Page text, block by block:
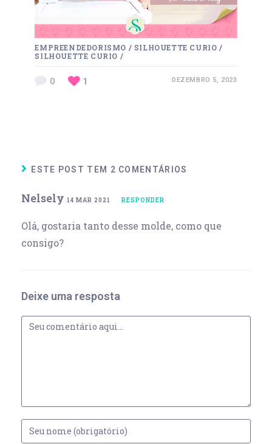
EMPREENDEDORISMO / SILHOUETTE CURIO /
SILHOUETTE CURIO /
0 1 DEZEMBRO 5, 2023
ESTE POST TEM 2 COMENTÁRIOS
Nelsely 14 MAR 2021 RESPONDER
Olá, gostaria tanto desse molde, como que
consigo?
Deixe uma resposta